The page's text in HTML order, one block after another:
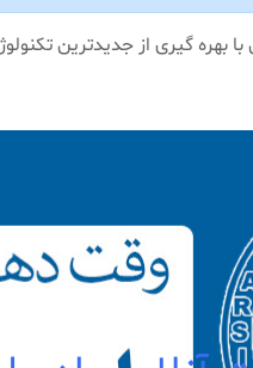
بهره گیری از جدیدترین